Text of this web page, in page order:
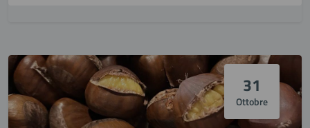
31
Ottobre